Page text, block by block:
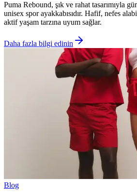
Puma Rebound, şık ve rahat tasarımıyla
unisex spor ayakkabısıdır. Hafif, nefes
aktif yaşam tarzına uyum sağlar.
Daha fazla bilgi edinin
Blog